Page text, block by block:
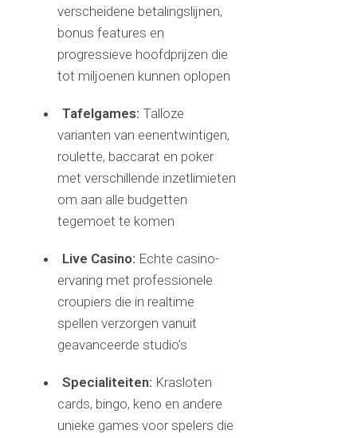
verscheidene betalingslijnen,
bonus features en
progressieve hoofdprijzen die
tot miljoenen kunnen oplopen
Tafelgames: Talloze
varianten van eenentwintigen,
roulette, baccarat en poker
met verschillende inzetlimieten
om aan alle budgetten
tegemoet te komen
Live Casino: Echte casino-
ervaring met professionele
croupiers die in realtime
spellen verzorgen vanuit
geavanceerde studio’s
Specialiteiten: Krasloten
cards, bingo, keno en andere
unieke games voor spelers die